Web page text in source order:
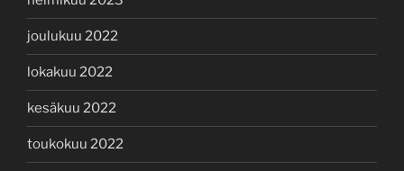
joulukuu 2022
lokakuu 2022
kesäkuu 2022
toukokuu 2022